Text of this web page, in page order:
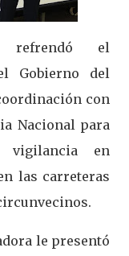
refrendó el
Gobierno del
con
Nacional para
vigilancia en
las carreteras
le presentó